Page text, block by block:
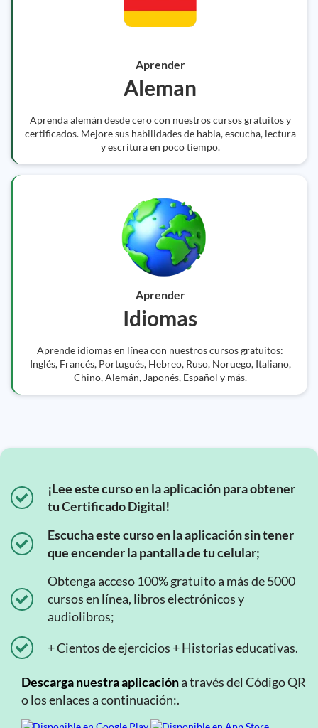
Aprender
Aleman
Aprenda alemán desde cero con nuestros cursos gratuitos y
certificados. Mejore sus habilidades de habla, escucha, lectura
y escritura en poco tiempo.
Aprender
Idiomas
Aprende idiomas en línea con nuestros cursos gratuitos:
Inglés, Francés, Portugués, Hebreo, Ruso, Noruego, Italiano,
Chino, Alemán, Japonés, Español y más.
¡Lee este curso en la aplicación para obtener
tu Certificado Digital!
Escucha este curso en la aplicación sin tener
que encender la pantalla de tu celular;
Obtenga acceso 100% gratuito a más de 5000
cursos en línea, libros electrónicos y
audiolibros;
+ Cientos de ejercicios + Historias educativas.
Descarga nuestra aplicacióna través del Código QR
o los enlaces a continuación:.